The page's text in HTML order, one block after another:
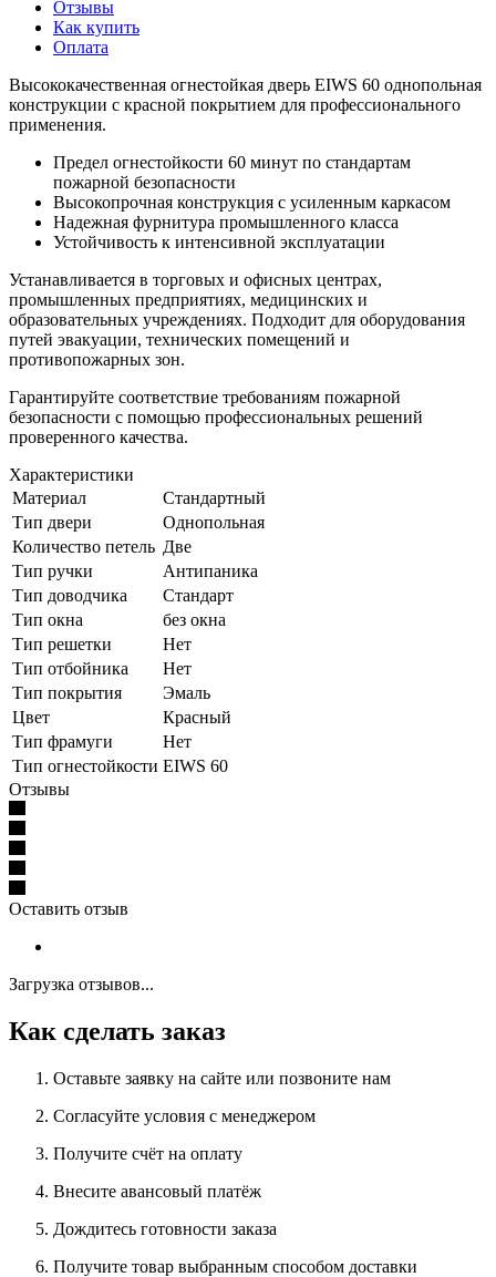
Отзывы
Как купить
Оплата
Высококачественная огнестойкая дверь EIWS 60 однопольная
конструкции с красной покрытием для профессионального
применения.
Предел огнестойкости 60 минут по стандартам
пожарной безопасности
Высокопрочная конструкция с усиленным каркасом
Надежная фурнитура промышленного класса
Устойчивость к интенсивной эксплуатации
Устанавливается в торговых и офисных центрах,
промышленных предприятиях, медицинских и
образовательных учреждениях. Подходит для оборудования
путей эвакуации, технических помещений и
противопожарных зон.
Гарантируйте соответствие требованиям пожарной
безопасности с помощью профессиональных решений
проверенного качества.
Характеристики
Материал
Стандартный
Тип двери
Однопольная
Количество петель Две
Тип ручки
Антипаника
Тип доводчика
Стандарт
Тип окна
без окна
Тип решетки
Нет
Тип отбойника
Нет
Тип покрытия
Эмаль
Цвет
Красный
Тип фрамуги
Нет
Тип огнестойкости EIWS 60
Отзывы
Оставить отзыв
Загрузка отзывов...
Как сделать заказ
Оставьте заявку на сайте или позвоните нам
Согласуйте условия с менеджером
Получите счёт на оплату
Внесите авансовый платёж
Дождитесь готовности заказа
Получите товар выбранным способом доставки